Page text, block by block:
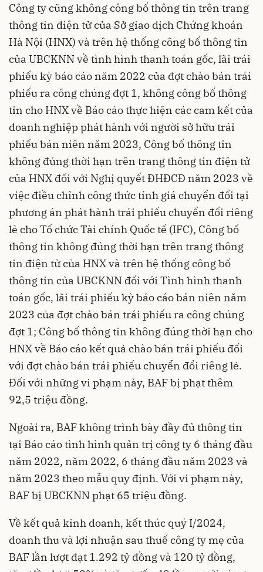
Công ty cũng không công bố thông tin trên trang
thông tin điện tử của Sở giao dịch Chứng khoán
Hà Nội (HNX) và trên hệ thống công bố thông tin
của UBCKNN về tình hình thanh toán gốc, lãi trái
phiếu kỳ báo cáo năm 2022 của đợtchào bán trái
phiếu ra công chúng đợt 1, không công bố thông
tin cho HNX về Báo cáo thực hiện các cam kết của
doanh nghiệp phát hành với người sở hữu trái
phiếu bán niên năm 2023, Công bố thông tin
không đúng thời hạn trên trang thông tin điện tử
của HNX đối với Nghị quyết ĐHĐCĐ năm 2023 về
việc điều chỉnh công thức tính giá chuyển đổi tại
phương án phát hành trái phiếu chuyển đổi riêng
lẻ cho Tổ chức Tài chính Quốc tế (IFC), Công bố
thông tin không đúng thời hạn trên trang thông
tin điện tử của HNX và trên hệ thống công bố
thông tin của UBCKNN đối với Tình hình thanh
toán gốc, lãi trái phiếu kỳ báo cáo bán niên năm
2023 của đợt chào bán trái phiếu ra công chúng
đợt 1; Công bố thông tin không đúng thời hạn cho
HNX về Báo cáo kết quả chào bán trái phiếu đối
với đợt chào bán trái phiếu chuyển đổi riêng lẻ.
Đối với những vi phạm này, BAF bị phạt thêm
92,5 triệu đồng.
Ngoài ra, BAF không trình bày đầy đủ thông tin
tại Báo cáo tình hình quản trị công ty 6 tháng đầu
năm 2022, năm 2022, 6 tháng đầu năm 2023 và
năm 2023 theo mẫu quy định. Với vi phạm này,
BAF bị UBCKNN phạt 65 triệu đồng.
Về kết quả kinh doanh, kết thúc quý I/2024,
doanh thu và lợi nhuận sau thuế công ty mẹ của
BAF lần lượt đạt 1.292 tỷ đồng và 120 tỷ đồng,